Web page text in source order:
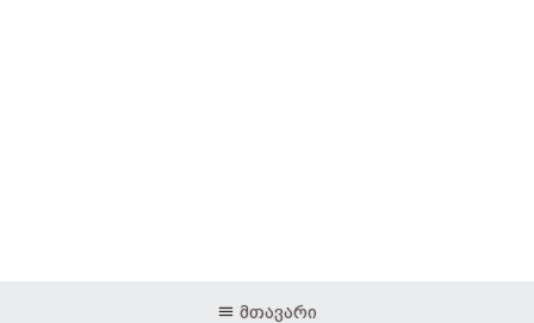
მთავარი